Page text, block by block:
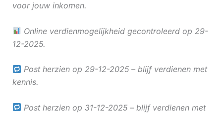
voor jouw inkomen.
Online verdienmogelijkheid gecontroleerd op 29-
12-2025.
Post herzien op 29-12-2025 – blijf verdienen met
kennis.
Post herzien op 31-12-2025 – blijf verdienen met